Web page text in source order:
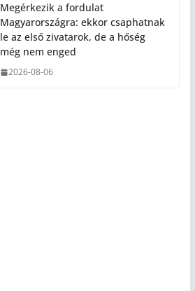
Megérkezik a fordulat
Magyarországra: ekkor csaphatnak
le az első zivatarok, de a hőség
még nem enged
2026-08-06